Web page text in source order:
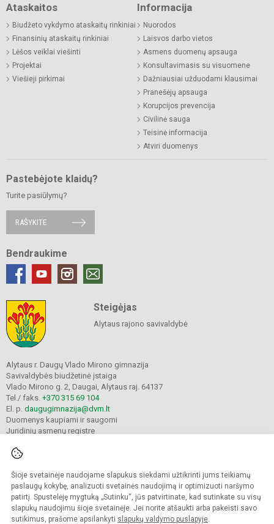
Šioje svetainėje naudojame slapukus siekdami užtikrinti jums teikiamų
paslaugų kokybę, analizuoti svetainės naudojimą ir optimizuoti naršymo
patirtį. Spustelėję mygtuką „Sutinku“, jūs patvirtinate, kad sutinkate su visų
slapukų naudojimu šioje svetainėje. Jei norite atšaukti arba pakeisti savo
sutikimus, prašome apsilankyti slapukų valdymo puslapyje.
Ataskaitos
Biudžeto vykdymo ataskaitų rinkiniai
Finansinių ataskaitų rinkiniai
Lėšos veiklai viešinti
Projektai
Viešieji pirkimai
Informacija
Nuorodos
Laisvos darbo vietos
Asmens duomenų apsauga
Konsultavimasis su visuomene
Dažniausiai užduodami klausimai
Pranešėjų apsauga
Korupcijos prevencija
Civilinė sauga
Teisinė informacija
Atviri duomenys
Pastebėjote klaidų?
Turite pasiūlymų?
RAŠYKITE
Bendraukime
Steigėjas
Alytaus rajono savivaldybė
Alytaus r. Daugų Vlado Mirono gimnazija
Savivaldybės biudžetinė įstaiga
Vlado Mirono g. 2, Daugai, Alytaus raj. 64137
Tel./ faks. +370 315 69 104
El. p. daugugimnazija@dvm.lt
Duomenys kaupiami ir saugomi
Juridinių asmenų registre
© 2024. Alytaus r. Daugų Vlado Mirono gimnazija. Visos teisės saugomos.
Kopijuoti turinį be raštiško įstaigos administracijos sutikimo griežtai draudžiama.
Prieinamumo paraiška Slapukų valdymas